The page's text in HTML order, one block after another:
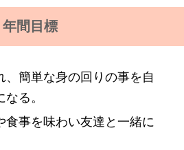
年間目標
、簡単な身の回りの事を自
る。
食事を味わい友達と一緒に